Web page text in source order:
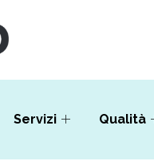
Servizi Qualità